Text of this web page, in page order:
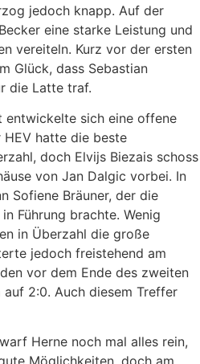
jedoch knapp. Auf der
eine starke Leistung und
vereiteln. Kurz vor der ersten
Glück, dass Sebastian
die Latte traf.
entwickelte sich eine offene
HEV hatte die beste
doch Elvijs Biezais schoss
von Jan Dalgic vorbei. In
Sofiene Bräuner, der die
Führung brachte. Wenig
in Überzahl die große
jedoch freistehend am
vor dem Ende des zweiten
2:0. Auch diesem Treffer
Herne noch mal alles rein,